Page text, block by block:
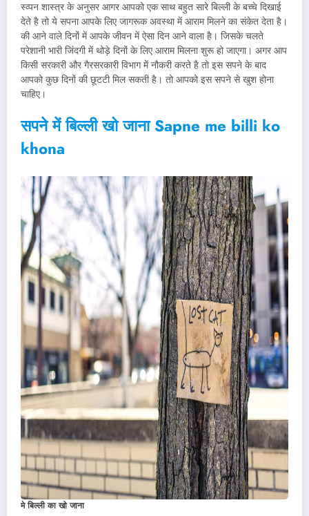
स्व्पन शास्त्र के अनुसर आगर आपको एक साथ बहुत सारे बिल्ली के बच्चे दिखाई
देते है तो ये सपना आपके लिए जागरूक अवस्था में आराम मिलने का संकेत देता है।
की आने वाले दिनों में आपके जीवन में ऐसा दिन आने वाला है। जिसके चलते
परेशानी भारी जिंदगी में थोड़े दिनों के लिए आराम मिलना शुरू हो जाएगा। अगर आप
किसी सरकारी और गैरसरकारी विभाग में नौकरी करते है तो इस सपने के बाद
आपको कुछ दिनों की छूटटी मिल सकती है। तो आपको इस सपने से खुश होना
चाहिए।
सपने में बिल्ली खो जाना Sapne me billi ko
khona
मे बिल्ली का खो जाना